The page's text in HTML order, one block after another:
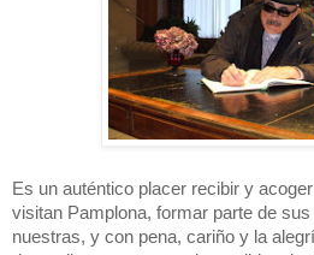
Es un auténtico placer recibir y
visitan Pamplona, formar parte de
nuestras, y con pena, cariño y la